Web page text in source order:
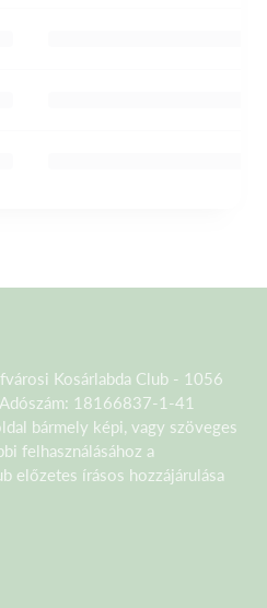
Kosárlabda Club - 1056
18166837-1-41
bármely képi, vagy szöveges
felhasználásához a
előzetes írásos hozzájárulása